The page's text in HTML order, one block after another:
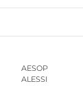
AESOP
ALESSI